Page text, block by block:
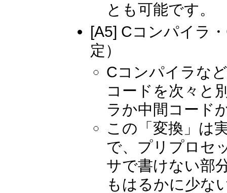
とも可能です。
[A5] Cコンパイラ
定）
Cコンパイラな
コードを次々と
ラか中間コード
この「変換」は
で、プリプロセ
サで書けない部
もはるかに少な